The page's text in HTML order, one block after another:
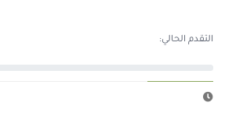
التقدم الحالي: